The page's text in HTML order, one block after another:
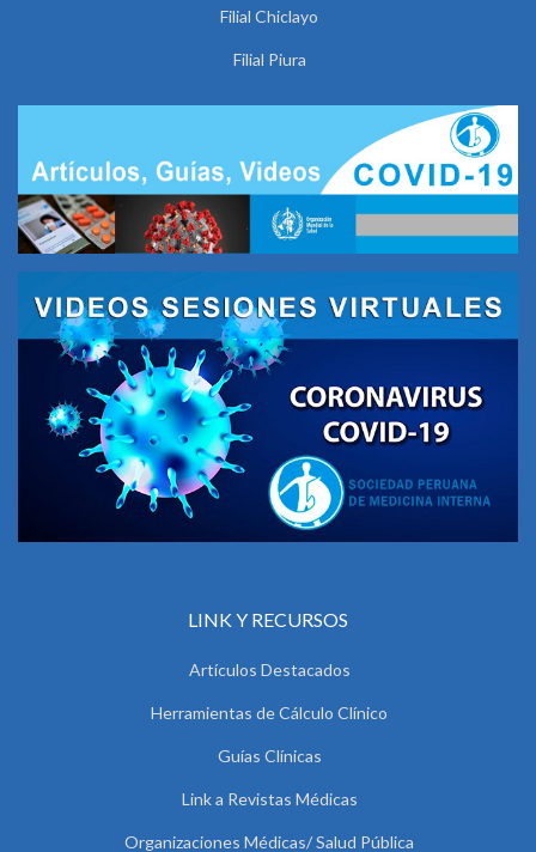
Filial Chiclayo
Filial Piura
LINK Y RECURSOS
Artículos Destacados
Herramientas de Cálculo Clínico
Guías Clínicas
Link a Revistas Médicas
Organizaciones Médicas/ Salud Pública